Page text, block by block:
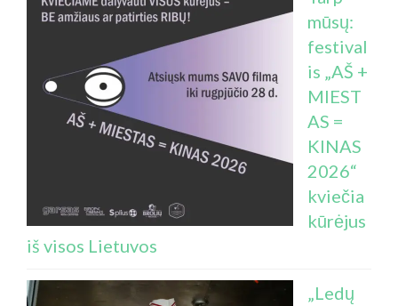
mūsų:
festival
is „AŠ +
MIEST
AS =
KINAS
2026“
kviečia
kūrėjus
iš visos Lietuvos
„Ledų